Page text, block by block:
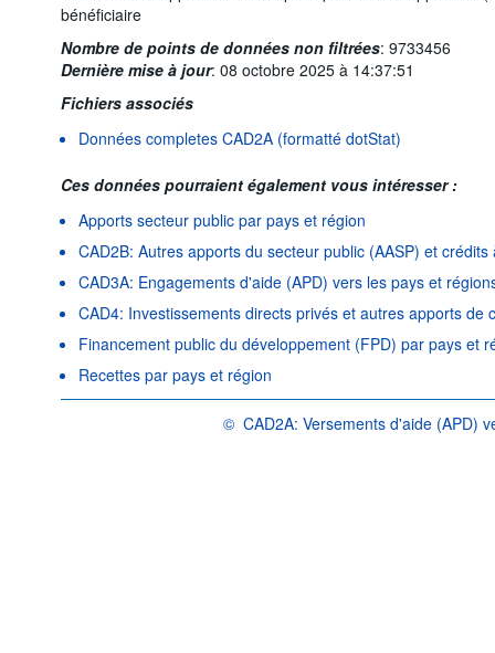
bénéficiaire
Nombre de points de données non filtrées: 9733456
Dernière mise à jour: 08 octobre 2025 à 14:37:51
Fichiers associés
Données completes CAD2A (formatté dotStat)
Ces données pourraient également vous intéresser :
Apports secteur public par pays et région
CAD2B: Autres apports du secteur public (AASP) et
CAD3A: Engagements d'aide (APD) vers les pays et
CAD4: Investissements directs privés et autres apports de
Financement public du développement (FPD) par pays et
Recettes par pays et région
© CAD2A: Versements d'aide (APD)